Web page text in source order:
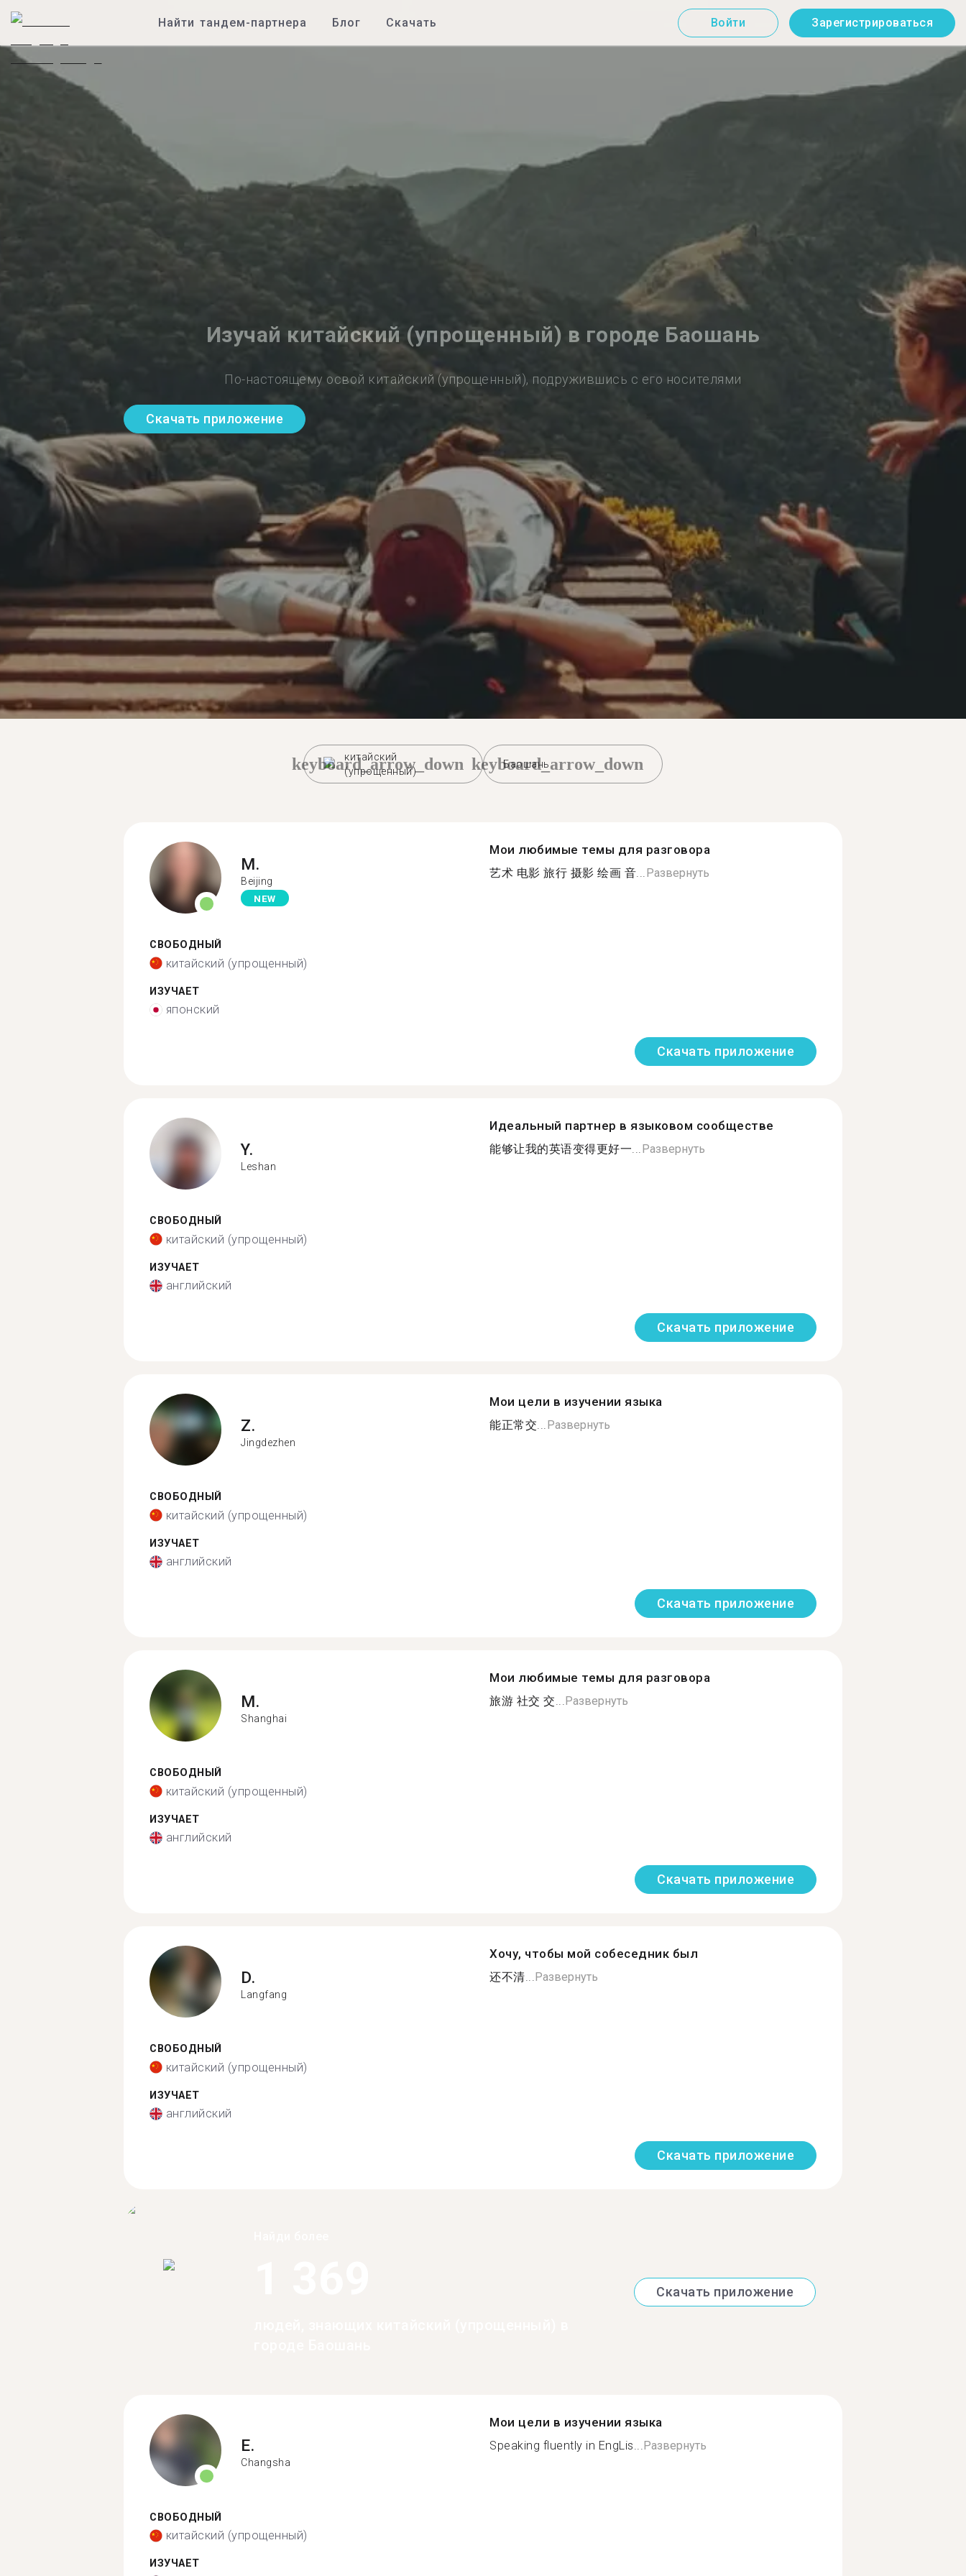
Найти тандем-партнера Блог Скачать Войти Зарегистрироваться
Изучай китайский (упрощенный) в городе Баошань
По-настоящему освой китайский (упрощенный), подружившись с его носителями
Скачать приложение
китайский
(упрощенный)
keyboard_arrow_down Баошань
keyboard_arrow_down
M.
Beijing
NEW
СВОБОДНЫЙ
китайский (упрощенный)
ИЗУЧАЕТ
японский
Мои любимые темы для разговора
艺术 电影 旅行 摄影 绘画 音...Развернуть
Скачать приложение
Y.
Leshan
СВОБОДНЫЙ
китайский (упрощенный)
ИЗУЧАЕТ
английский
Идеальный партнер в языковом сообществе
能够让我的英语变得更好一...Развернуть
Скачать приложение
Z.
Jingdezhen
СВОБОДНЫЙ
китайский (упрощенный)
ИЗУЧАЕТ
английский
Мои цели в изучении языка
能正常交...Развернуть
Скачать приложение
M.
Shanghai
СВОБОДНЫЙ
китайский (упрощенный)
ИЗУЧАЕТ
английский
Мои любимые темы для разговора
旅游 社交 交...Развернуть
Скачать приложение
D.
Langfang
СВОБОДНЫЙ
китайский (упрощенный)
ИЗУЧАЕТ
английский
Хочу, чтобы мой собеседник был
还不清...Развернуть
Скачать приложение
Скачать приложение
E.
Changsha
СВОБОДНЫЙ
китайский (упрощенный)
ИЗУЧАЕТ
Мои цели в изучении языка
Speaking fluently in EngLis... Развернуть